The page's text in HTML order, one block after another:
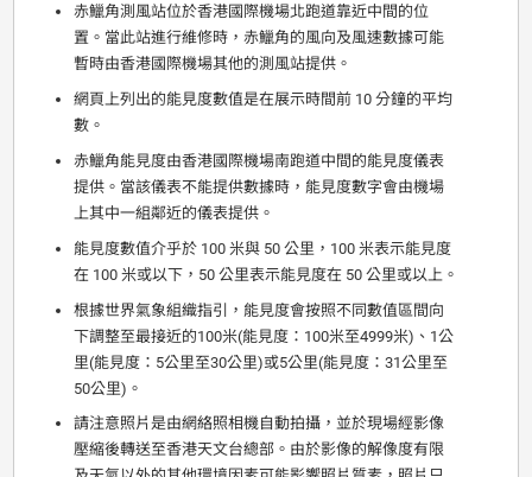
赤鱲角測風站位於香港國際機場北跑道靠近中間的位
置。當此站進行維修時，赤鱲角的風向及風速數據可能
暫時由香港國際機場其他的測風站提供。
網頁上列出的能見度數值是在展示時間前 10 分鐘的平均
數。
赤鱲角能見度由香港國際機場南跑道中間的能見度儀表
提供。當該儀表不能提供數據時，能見度數字會由機場
上其中一組鄰近的儀表提供。
能見度數值介乎於 100 米與 50 公里，100 米表示能見度
在 100 米或以下，50 公里表示能見度在 50 公里或以上。
根據世界氣象組織指引，能見度會按照不同數值區間向
下調整至最接近的100米(能見度：100米至4999米)、1公
里(能見度：5公里至30公里)或5公里(能見度：31公里至
50公里)。
請注意照片是由網絡照相機自動拍攝，並於現場經影像
壓縮後轉送至香港天文台總部。由於影像的解像度有限